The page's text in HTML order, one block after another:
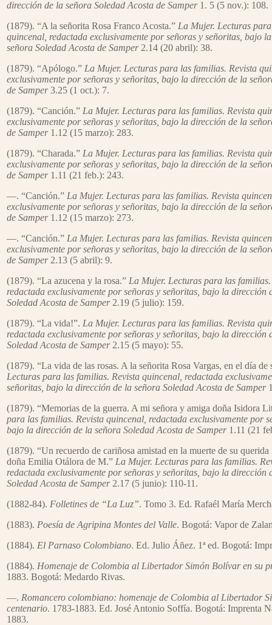
dirección de la señora Soledad Acosta de Samper1. 5 (5 nov.): 108.
(1879). “A la señorita Rosa Franco Acosta.” La Mujer. Lecturas
quincenal, redactada exclusivamente por señoras y señoritas, bajo
señora Soledad Acosta de Samper2.14 (20 abril): 38.
(1879). “Apólogo.” La Mujer. Lecturas para las familias. Revista
exclusivamente por señoras y señoritas, bajo la dirección de la
de Samper3.25 (1 oct.): 7.
(1879). “Canción.” La Mujer. Lecturas para las familias. Revista
exclusivamente por señoras y señoritas, bajo la dirección de la
de Samper 1.12 (15 marzo): 283.
(1879). “Charada.” La Mujer. Lecturas para las familias. Revista
exclusivamente por señoras y señoritas, bajo la dirección de la
de Samper1.11 (21 feb.): 243.
—. “Canción.” La Mujer. Lecturas para las familias. Revista
exclusivamente por señoras y señoritas, bajo la dirección de la
de Samper1.12 (15 marzo): 273.
—. “Canción.” La Mujer. Lecturas para las familias. Revista
exclusivamente por señoras y señoritas, bajo la dirección de la
de Samper2.13 (5 abril): 9.
(1879). “La azucena y la rosa.” La Mujer. Lecturas para las
redactada exclusivamente por señoras y señoritas, bajo la dirección
Soledad Acosta de Samper2.19 (5 julio): 159.
(1879). “La vida!”. La Mujer. Lecturas para las familias. Revista
redactada exclusivamente por señoras y señoritas, bajo la dirección
Soledad Acosta de Samper2.15 (5 mayo): 55.
(1879). “La vida de las rosas. A la señorita Rosa Vargas, en el día de
Lecturas para las familias. Revista quincenal, redactada
señoritas, bajo la dirección de la señora Soledad Acosta de Samper
(1879). “Memorias de la guerra. A mi señora y amiga doña Isidora
para las familias. Revista quincenal, redactada exclusivamente por
bajo la dirección de la señora Soledad Acosta de Samper1.11 (21
(1879). “Un recuerdo de cariñosa amistad en la muerte de su querida
doña Emilia Otálora de M.” La Mujer. Lecturas para las familias.
redactada exclusivamente por señoras y señoritas, bajo la dirección
Soledad Acosta de Samper 2.17 (5 junio): 110-11.
(1882-84). Folletines de “La Luz”. Tomo 3. Ed. Rafaél María
(1883). Poesía de Agripina Montes del Valle. Bogotá: Vapor de
(1884). El Parnaso Colombiano. Ed. Julio Áñez. 1ª ed. Bogotá:
(1884). Homenaje de Colombia al Libertador Simón Bolívar en su
1883. Bogotá: Medardo Rivas.
—. Romancero colombiano: homenaje de Colombia al Libertador
centenario. 1783-1883. Ed. José Antonio Soffía. Bogotá: Imprenta
1883.